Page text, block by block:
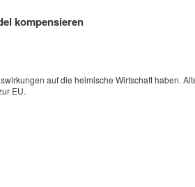
kompensieren
auf die heimische Wirtschaft haben.
EU.